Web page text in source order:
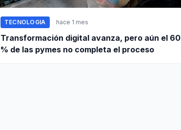
TECNOLOGIA hace 1 mes
Transformación digital avanza, pero aún el 60
% de las pymes no completa el proceso